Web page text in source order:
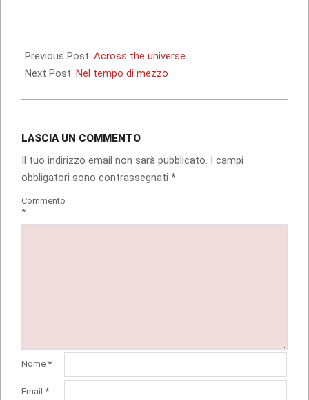
07-
10
Previous Post: Across the universe
Next Post: Nel tempo di mezzo
LASCIA UN COMMENTO
Il tuo indirizzo email non sarà pubblicato. I campi
obbligatori sono contrassegnati *
Commento
*
Nome *
Email *